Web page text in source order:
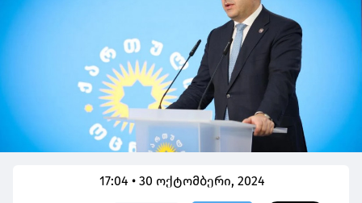
17:04 • 30 ოქტომბერი, 2024